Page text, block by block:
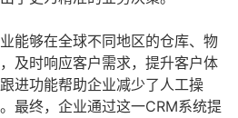
能够在全球不同地区的仓库、物
及时响应客户需求，提升客户体
进功能帮助企业减少了人工操
最终，企业通过这一CRM系统提